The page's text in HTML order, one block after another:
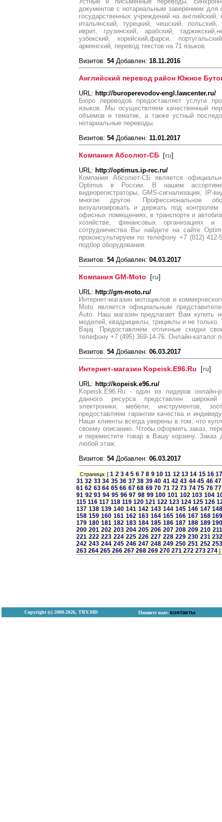
документов с нотариальным заверением для
государственных учреждений на английский,
итальянский, турецкий, чешский, польский,
иврит, грузинский, арабский,
узбекский, корейский,фарси,
армянский, перевод текстов на 71 языков.
Визитов: 54Добавлен: 18.11.2016
Английский перевод район Южное
URL: http://buroperevodov-engl.lawcenter.ru/
Бюро переводов предоставляет услуги
языков. Мы осуществляем качественный
объемов и тематик, а также устный
нотариальные переводы.
Визитов: 54Добавлен: 11.01.2017
Компания Абсолют-СБ [ru]
URL: http://optimus.ip-rec.ru/
Компания Абсолют-СБ является
Optimus в России. В нашем
видеорегистраторы, GMS-сигнализация, IP-
многое другое. Профессиональное
визуализировать и держать под
офисных помещениях, в транспорте и
хозяйстве, финансовых организациях
сотрудничества Вы найдете на сайте
проконсультируем по телефону +7 (812)
подбор оборудования.
Визитов: 54Добавлен: 04.03.2017
Компания GM-Moto [ru]
URL: http://gm-moto.ru/
Интернет-магазин мотоциклов и
Moto является официальным
Auto. Наш магазин предлагает Вам купить
моделей, квадрициклы, трициклы и не только.
Bajaj. Предоставляем отличные скидки
телефону +7 (495) 369-14-76. Онлайн-каталог
Визитов: 54Добавлен: 06.03.2017
Интернет-магазин Kopeisk.E96.Ru [ru]
URL: http://kopeisk.e96.ru/
Kopeisk.E96.Ru - один из лидеров онлайн-
данного ресурса представлен
электроники, мебели, инструментов,
предоставляем гарантии качества и
Наши клиенты всегда уверены в том, что
своему описанию. Чтобы оформить заказ,
и переместите товар в Вашу корзину.
любой этаж.
Визитов: 54Добавлен: 06.03.2017
Страница: [1 2 3 4 5 6 7 8 9 10 11 12 13 14 15 16
31 32 33 34 35 36 37 38 39 40 41 42 43 44 45 46 47
61 62 63 64 65 66 67 68 69 70 71 72 73 74 75 76 77
91 92 93 94 95 96 97 98 99 100 101 102 103 104
115 116 117 118 119 120 121 122 123 124 125 126
137 138 139 140 141 142 143 144 145 146 147
158 159 160 161 162 163 164 165 166 167 168
179 180 181 182 183 184 185 186 187 188 189
200 201 202 203 204 205 206 207 208 209 210 211
221 222 223 224 225 226 227 228 229 230 231
242 243 244 245 246 247 248 249 250 251 252
263 264 265 266 267 268 269 270 271 272 273 274 ]
Copyright (с) 2000-2026, TRY.MD Пишите нам: контакты